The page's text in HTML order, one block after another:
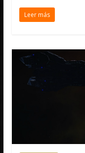
Leer más